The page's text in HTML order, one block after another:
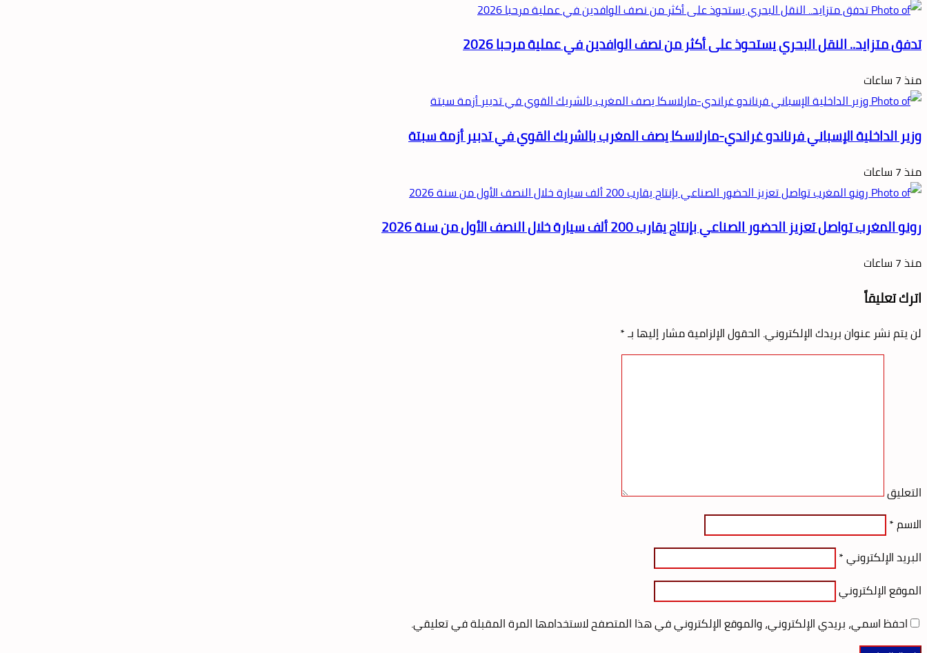
تدفق متزايد.. النقل البحري يستحوذ على أكثر من نصف الوافدين في عملية مرحبا 2026
منذ 7 ساعات
وزير الداخلية الإسباني فرناندو غراندي-مارلاسكا يصف المغرب بالشريك القوي في تدبير أزمة سبتة
منذ 7 ساعات
رونو المغرب تواصل تعزيز الحضور الصناعي بإنتاج يقارب 200 ألف سيارة خلال النصف الأول من سنة 2026
منذ 7 ساعات
اترك تعليقاً
لن يتم نشر عنوان بريدك الإلكتروني. الحقول الإلزامية مشار إليها بـ*
التعليق
الاسم*
البريد الإلكتروني*
الموقع الإلكتروني
احفظ اسمي، بريدي الإلكتروني، والموقع الإلكتروني في هذا المتصفح لاستخدامها المرة المقبلة في تعليقي.